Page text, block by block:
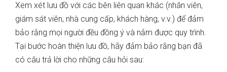
Xem xét lưu đồ với các bên liên quan khác (nhân viên,
giám sát viên, nhà cung cấp, khách hàng, v.v.) để đảm
bảo rằng mọi người đều đồng ý và nắm được quy trình.
Tại bước hoàn thiện lưu đồ, hãy đảm bảo rằng bạn đã
có câu trả lời cho những câu hỏi sau: